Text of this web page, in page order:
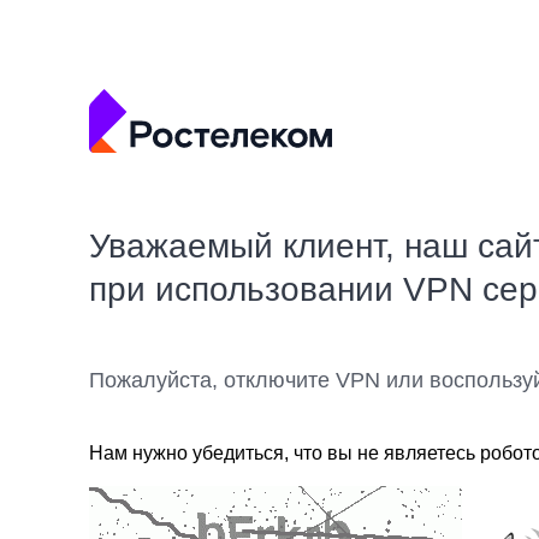
Уважаемый клиент, наш
при использовании VPN
Пожалуйста, отключите VPN или
Нам нужно убедиться, что вы не являетесь